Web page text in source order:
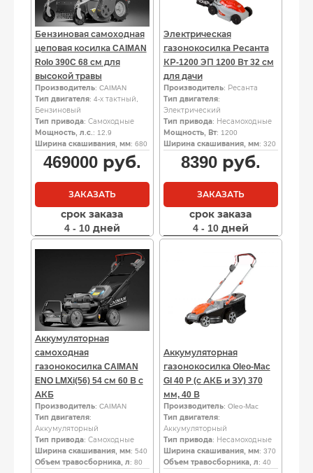
Бензиновая самоходная
цеповая косилка CAIMAN
Rolo 390C 68 см для
высокой травы
Производитель: CAIMAN
Тип двигателя: 4-х тактный,
Бензиновый
Тип привода: Самоходные
Мощность, л.с. : 12.9
Ширина скашивания, мм: 680
469000руб.
ЗАКАЗАТЬ
срок заказа
4 - 10 дней
Электрическая
газонокосилка Ресанта
КР-1200 ЭП 1200 Вт 32 см
для дачи
Производитель: Ресанта
Тип двигателя:
Электрический
Тип привода: Несамоходные
Мощность, Вт: 1200
Ширина скашивания, мм: 320
8390руб.
ЗАКАЗАТЬ
срок заказа
4 - 10 дней
Аккумуляторная
самоходная
газонокосилка CAIMAN
ENO LMXi(56) 54 см 60 В с
АКБ
Производитель: CAIMAN
Тип двигателя:
Аккумуляторный
Тип привода: Самоходные
Ширина скашивания, мм: 540
Объем травосборника, л: 80
Аккумуляторная
газонокосилка Oleo-Mac
GI 40 P (с АКБ и ЗУ) 370
мм, 40 В
Производитель: Oleo-Mac
Тип двигателя:
Аккумуляторный
Тип привода: Несамоходные
Ширина скашивания, мм: 370
Объем травосборника, л: 40